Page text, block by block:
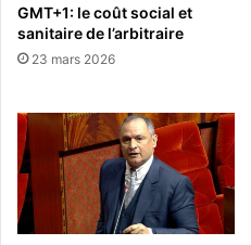
GMT+1: le coût social et
sanitaire de l’arbitraire
23 mars 2026